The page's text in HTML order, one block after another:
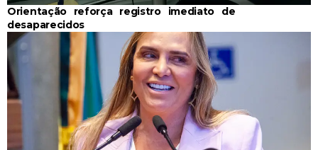
Orientação reforça registro imediato de
desaparecidos